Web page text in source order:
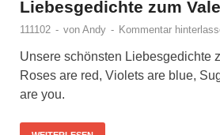
Liebesgedichte zum
111102 - von Andy - Kommentar
Unsere schönsten Liebesgedichte
Roses are red, Violets are blue,
are you.